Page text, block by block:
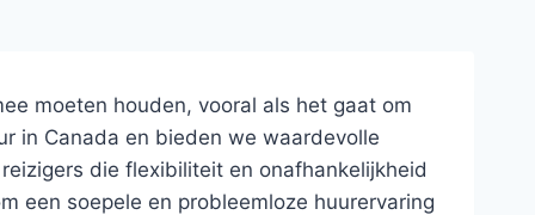
moeten houden, vooral als het gaat om
in Canada en bieden we waardevolle
die flexibiliteit en onafhankelijkheid
een soepele en probleemloze huurervaring